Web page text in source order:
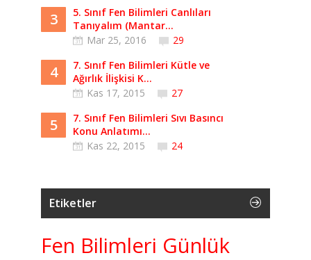
3
5. Sınıf Fen Bilimleri Canlıları
Tanıyalım (Mantar...
Mar 25, 2016
29
4
7. Sınıf Fen Bilimleri Kütle ve
Ağırlık İlişkisi K...
Kas 17, 2015
27
5
7. Sınıf Fen Bilimleri Sıvı Basıncı
Konu Anlatımı...
Kas 22, 2015
24
Etiketler
Fen Bilimleri Günlük